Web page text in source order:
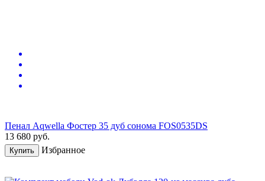
Пенал Aqwella Фостер 35 дуб сонома FOS0535DS
13 680 руб.
Купить Избранное